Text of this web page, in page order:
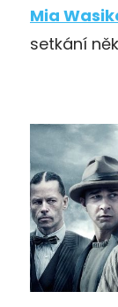
Mia
setkání